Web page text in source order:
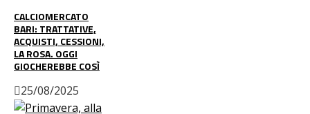
CALCIOMERCATO
BARI: TRATTATIVE,
ACQUISTI, CESSIONI,
LA ROSA. OGGI
GIOCHEREBBE COSÌ
25/08/2025